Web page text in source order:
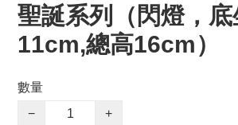
聖誕系列（閃燈，
11cm,總高16cm）
數量
−
+